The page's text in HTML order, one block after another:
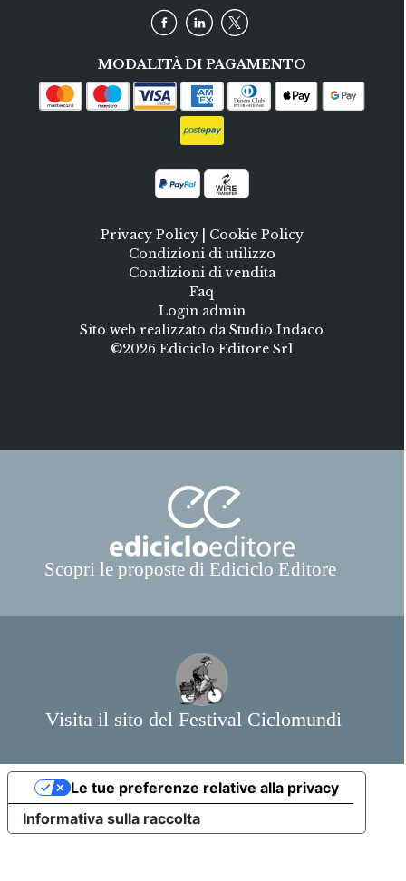
MODALITÀ DI PAGAMENTO
Privacy Policy| Cookie Policy
Condizioni di utilizzo
Condizioni di vendita
Faq
Login admin
Sito web realizzato da Studio Indaco
©2026 Ediciclo Editore Srl
Informativa sulla raccolta
Le tue preferenze relative alla privacy